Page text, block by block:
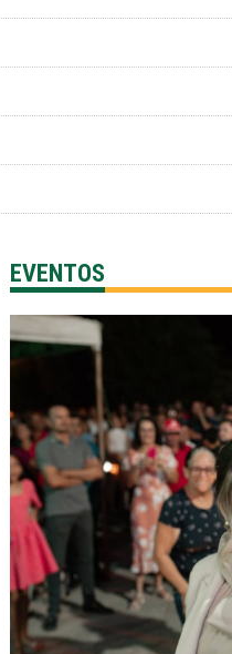
– IMAP
EVENTOS